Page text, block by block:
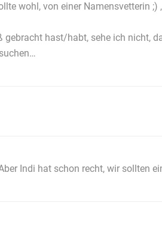
wohl, von einer Namensvetterin
hast/habt, sehe ich nicht,
Indi hat schon recht, wir sollten